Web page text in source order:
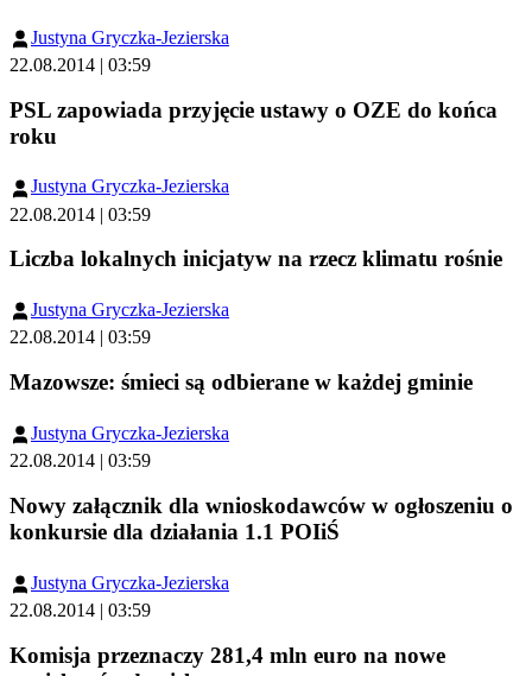
Justyna Gryczka-Jezierska
22.08.2014 | 03:59
PSL zapowiada przyjęcie ustawy o OZE do końca
roku
Justyna Gryczka-Jezierska
22.08.2014 | 03:59
Liczba lokalnych inicjatyw na rzecz klimatu rośnie
Justyna Gryczka-Jezierska
22.08.2014 | 03:59
Mazowsze: śmieci są odbierane w każdej gminie
Justyna Gryczka-Jezierska
22.08.2014 | 03:59
Nowy załącznik dla wnioskodawców w ogłoszeniu o
konkursie dla działania 1.1 POIiŚ
Justyna Gryczka-Jezierska
22.08.2014 | 03:59
Komisja przeznaczy 281,4 mln euro na nowe